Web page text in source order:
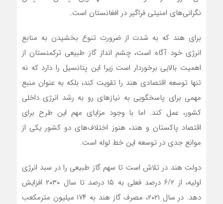
نگرانی‌های امنیتی فراگیر در افغانستان است.
برای هند که به شدت از ضرورت تنوع بخشیدن به منابع
انرژی خود آگاه است، چشم انداز گاز طبیعی ترکمنستان از
اهمیت بالایی برخوردار است زیرا این پتانسیل را دارد که نه
تنها توسعه اقتصادی هند را تقویت کند، بلکه به عنوان منبع
مهمی برای پاسخگویی به نیازهای رو به رشد انرژی داخلی
کشور، عمل کند. اما با وجود مزایای مهم این طرح برای
اقتصاد پاکستان و هند، هنوز اختلاف‌های دو کشور یکی از
موانع جدی در توسعه این خط لوله است.
دولت هند در تلاش است تا سهم گاز طبیعی را در سبد انرژی
اولیه، از ۶/۲ درصد فعلی به ۱۵ درصد تا سال ۲۰۳۰ افزایش
دهد. در سال ۲۰۲۱، مصرف گاز هند به ۱۷۴ میلیون مترمکعب